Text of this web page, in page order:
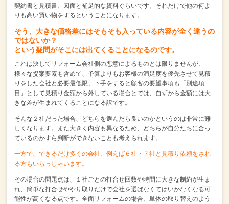
契約書と見積書、図面と補足的な資料ぐらいです。 それだけで他の何よ
りも高い買い物をするということになります。
そう、大きな価格差にはそもそも入っている内容が全く違うの
ではないか？
という疑問がそこには出てくることになるのです。
これは決してリフォーム会社側の悪意によるものとは限りませんが、
様々な提案要素も含めて、予算よりもお客様の満足度を優先させて見積
りをした会社と 必要最低限、下手をすると顧客の要望事項も「別途項
目」として見積り金額から外している場合とでは、 自ずから金額には大
きな差が生まれてくることになる訳です。
そんな２社だった場合、どちらを選んだら良いのかというのは非常に難
しくなります。
また大きく内容も異なるため、どちらが自分たちに合っ
ているのかすら判断ができないことも考えられます。
一方で、できるだけ多くの会社、例えば６社・７社と見積り依頼をされ
る方もいらっしゃいます。
その場合の問題点は、１社ごとの打合せ回数や時間に大きな制約が生ま
れ、 簡単な打合せややり取りだけで会社を選ばなくてはいかなくなる可
能性が高くなる点です。 全面リフォームの場合、単体の取り替えのよう